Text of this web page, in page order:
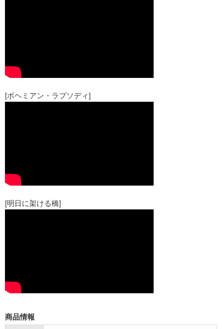
[ボヘミアン・ラプソディ]
[明日に架ける橋]
商品情報